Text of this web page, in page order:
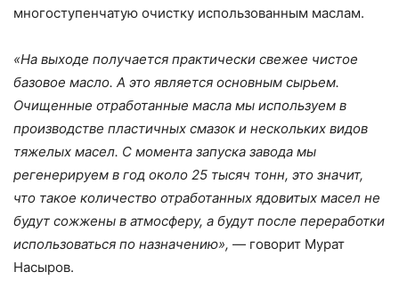
многоступенчатую очистку использованным маслам.
«На выходе получается практически свежее чистое
базовое масло. А это является основным сырьем.
Очищенные отработанные масла мы используем в
производстве пластичных смазок и нескольких видов
тяжелых масел. С момента запуска завода мы
регенерируем в год около 25 тысяч тонн, это значит,
что такое количество отработанных ядовитых масел не
будут сожжены в атмосферу, а будут после переработки
использоваться по назначению», — говорит Мурат
Насыров.